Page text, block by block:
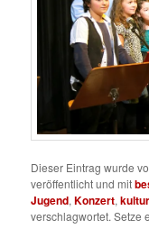
Dieser Eintrag wurde
veröffentlicht und mit
Jugend,Konzert,
verschlagwortet. Setze